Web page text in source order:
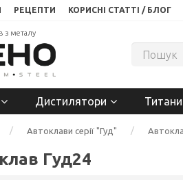
РЕЦЕПТИ КОРИСНІ СТАТТІ / БЛОГ
з металу
Дистилятори Титани
Автоклави серії "Гуд"
Гуд24